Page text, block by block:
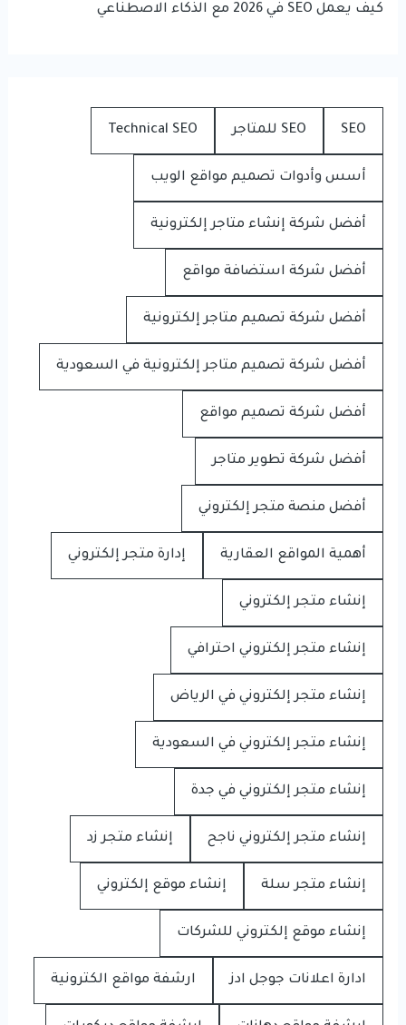
كيف يعمل SEO في 2026 مع الذكاء الاصطناعي
SEO SEO للمتاجر Technical SEO
أسس وأدوات تصميم مواقع الويب
أفضل شركة إنشاء متاجر إلكترونية
أفضل شركة استضافة مواقع
أفضل شركة تصميم متاجر إلكترونية
أفضل شركة تصميم متاجر إلكترونية في السعودية
أفضل شركة تصميم مواقع
أفضل شركة تطوير متاجر
أفضل منصة متجر إلكتروني
أهمية المواقع العقارية إدارة متجر إلكتروني
إنشاء متجر إلكتروني
إنشاء متجر إلكتروني احترافي
إنشاء متجر إلكتروني في الرياض
إنشاء متجر إلكتروني في السعودية
إنشاء متجر إلكتروني في جدة
إنشاء متجر إلكتروني ناجح إنشاء متجر زد
إنشاء متجر سلة إنشاء موقع إلكتروني
إنشاء موقع إلكتروني للشركات
ادارة اعلانات جوجل ادز ارشفة مواقع الكترونية